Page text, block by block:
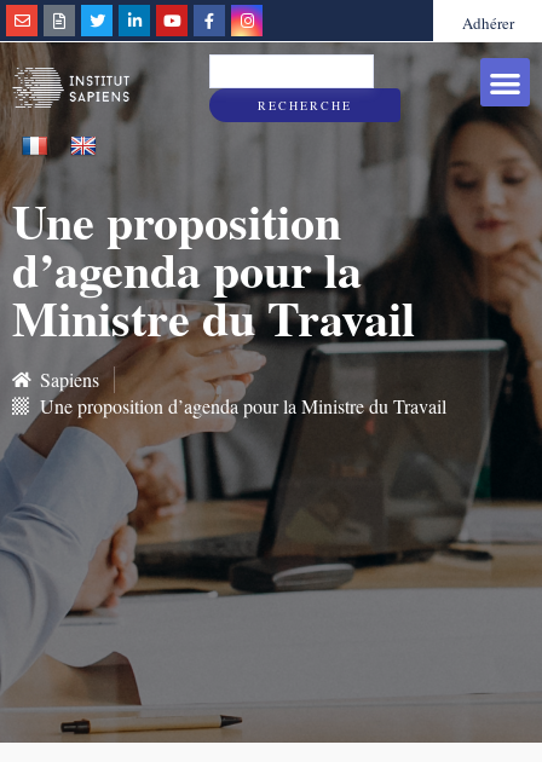
Adhérer
RECHERCHE
Une proposition
d’agenda pour la
Ministre du Travail
Sapiens
Une proposition d’agenda pour la Ministre du Travail